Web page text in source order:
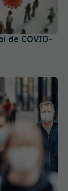
de COVID-
surpriză